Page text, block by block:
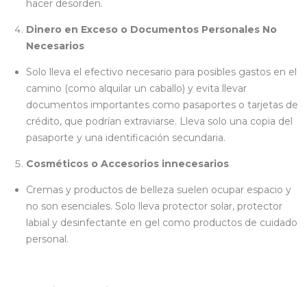
hacer desorden.
Dinero en Exceso o Documentos Personales No
Necesarios
Solo lleva el efectivo necesario para posibles gastos en el
camino (como alquilar un caballo) y evita llevar
documentos importantes como pasaportes o tarjetas de
crédito, que podrían extraviarse. Lleva solo una copia del
pasaporte y una identificación secundaria.
Cosméticos o Accesorios innecesarios
Cremas y productos de belleza suelen ocupar espacio y
no son esenciales. Solo lleva protector solar, protector
labial y desinfectante en gel como productos de cuidado
personal.